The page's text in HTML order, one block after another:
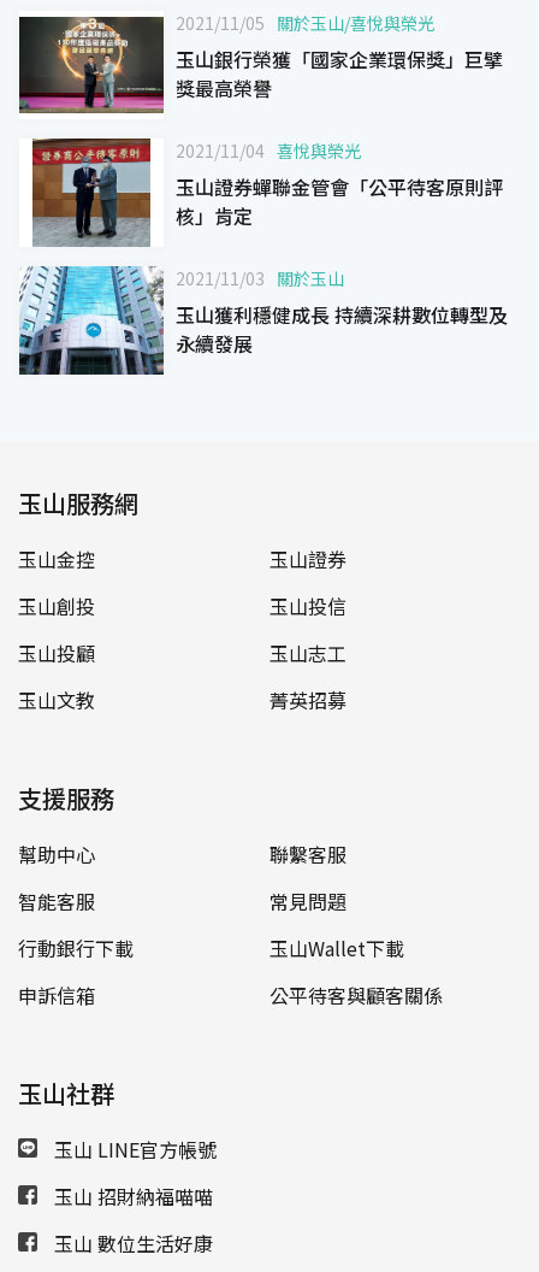
2021/11/05 關於玉山/喜悅與榮光
玉山銀行榮獲「國家企業環保獎」巨擘
獎最高榮譽
2021/11/04 喜悅與榮光
玉山證券蟬聯金管會「公平待客原則評
核」肯定
2021/11/03 關於玉山
玉山獲利穩健成長 持續深耕數位轉型及
永續發展
玉山服務網
玉山金控
玉山證券
玉山創投
玉山投信
玉山投顧
玉山志工
玉山文教
菁英招募
支援服務
幫助中心
聯繫客服
智能客服
常見問題
行動銀行下載
玉山Wallet下載
申訴信箱
公平待客與顧客關係
玉山社群
玉山 LINE官方帳號
玉山 招財納福喵喵
玉山 數位生活好康